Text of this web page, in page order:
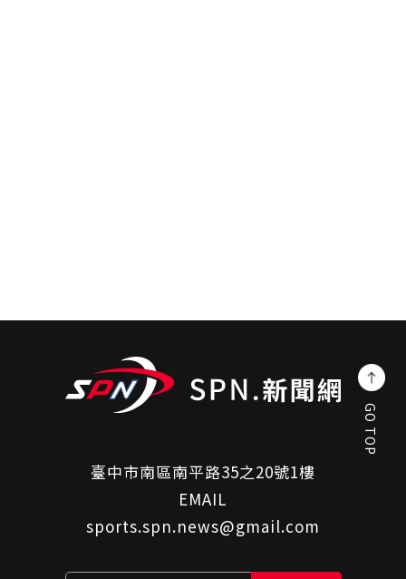
臺中市南區南平路35之20號1樓
EMAIL
sports.spn.news@gmail.com
GO TOP